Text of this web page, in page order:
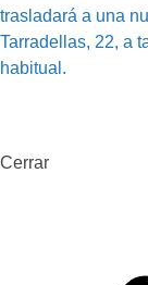
trasladará a una
Tarradellas, 22, a
habitual.
Cerrar